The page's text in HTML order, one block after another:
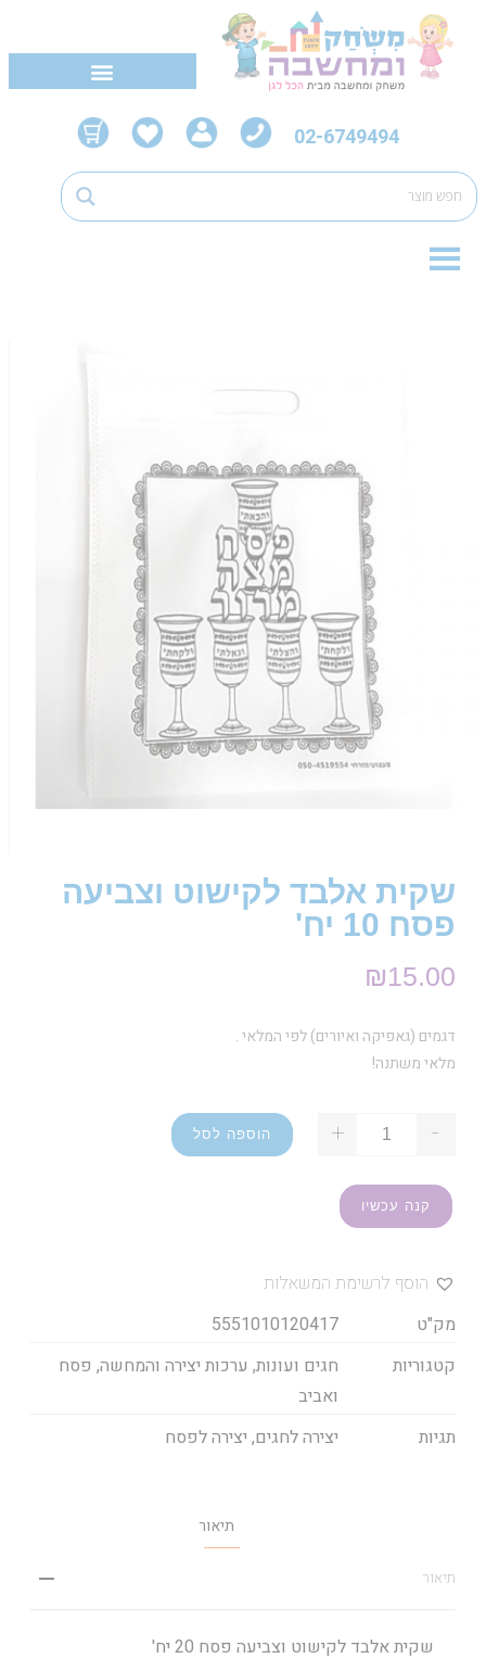
02-6749494
שקית אלבד לקישוט וצביעה
פסח 10 יח'
₪15.00
דגמים (גאפיקה ואיורים) לפי המלאי .
מלאי משתנה!
-
+ הוספה לסל
קנה עכשיו
הוסף לרשימת המשאלות
מק"ט
5551010120417
קטגוריות
חגים ועונות, ערכות יצירה והמחשה, פסח
ואביב
תגיות
יצירה לחגים, יצירה לפסח
תיאור
תיאור
שקית אלבד לקישוט וצביעה פסח 20 יח'